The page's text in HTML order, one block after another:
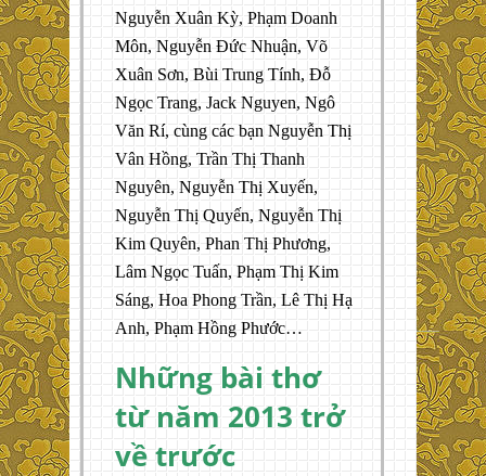
Nguyễn Xuân Kỳ, Phạm Doanh
Môn, Nguyễn Đức Nhuận, Võ
Xuân Sơn, Bùi Trung Tính, Đỗ
Ngọc Trang, Jack Nguyen, Ngô
Văn Rí, cùng các bạn Nguyễn Thị
Vân Hồng, Trần Thị Thanh
Nguyên, Nguyễn Thị Xuyến,
Nguyễn Thị Quyến, Nguyễn Thị
Kim Quyên, Phan Thị Phương,
Lâm Ngọc Tuấn, Phạm Thị Kim
Sáng, Hoa Phong Trần, Lê Thị Hạ
Anh, Phạm Hồng Phước…
Những bài thơ
từ năm 2013 trở
về trước